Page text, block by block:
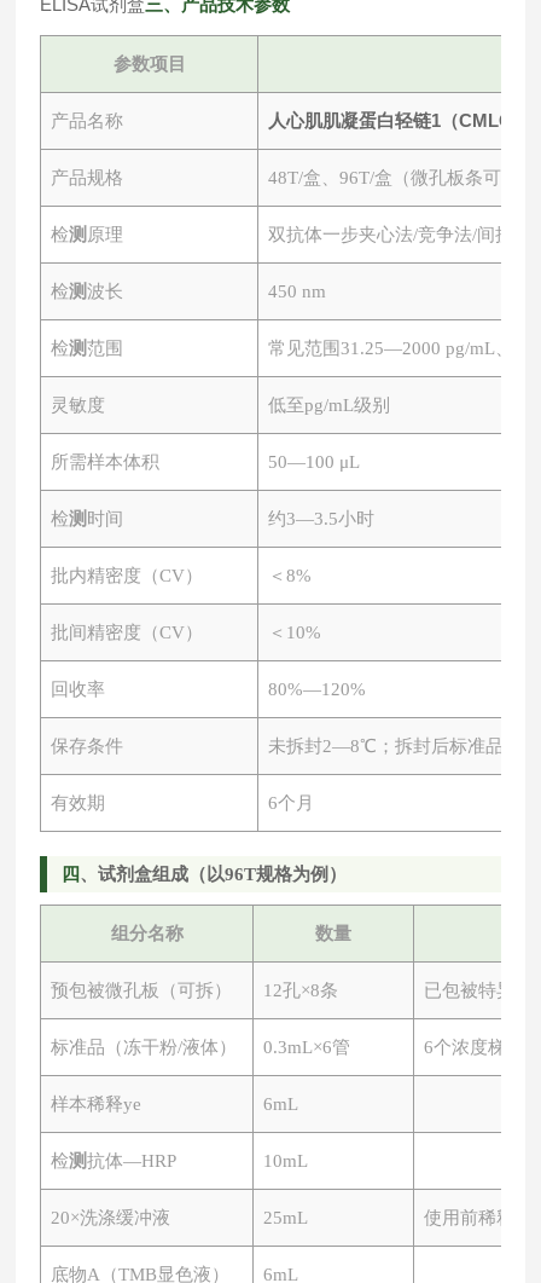
ELISA试剂盒三、产品技术参数
参数项目
产品名称 人心肌肌凝蛋白轻链1（CMLC-1
产品规格 48T/盒、96T/盒（微孔板条可拆）
检测 原理 双抗体一步夹心法/竞争法/间接法
检测波长 450 nm
检测范围 常见范围31.25—2000 pg/mL、
灵敏度 低至pg/mL级别
所需样本体积 50—100 μL
检测 时间 约3—3.5小时
批内精密度（CV） ＜8%
批间精密度（CV） ＜ 10%
回收率 80%—120%
保存条件 未拆封2—8℃；拆封后标准品-
有效期 6个月
四、试剂盒组成（以96T规格为例）
组分名称 数量
预包被微孔板（可拆） 12孔×8条 已包被特异性
标准品（冻干粉/液体） 0.3mL×6管 6个浓度梯度
样本稀释ye 6mL
检测抗体—HRP 10mL
20×洗涤缓冲液 25mL 使用前稀释
底物A（TMB显色液） 6mL